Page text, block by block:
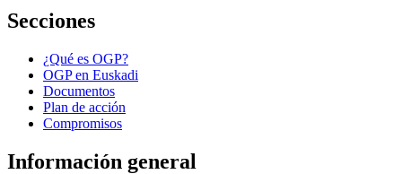
Secciones
¿Qué es OGP?
OGP en Euskadi
Documentos
Plan de acción
Compromisos
Información general